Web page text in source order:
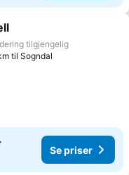
i favoritter
tilgjengelig
til Sogndal
Se priser